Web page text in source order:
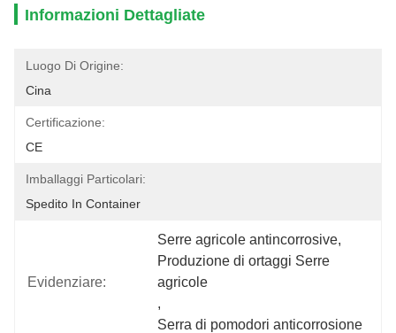
Informazioni Dettagliate
Luogo Di Origine:
Cina
Certificazione:
CE
Imballaggi Particolari:
Spedito In Container
Evidenziare:
Serre agricole antincorrosive,
Produzione di ortaggi Serre
agricole
,
Serra di pomodori anticorrosione